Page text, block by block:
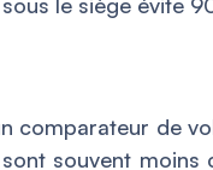
comparateur de
souvent